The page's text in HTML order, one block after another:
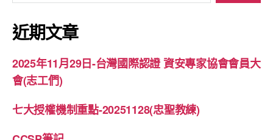
關
鍵
字:
近期文章
2025年11月29日-台灣國際認證 資安專家協會會員大
會(志工們)
七大授權機制重點-20251128(忠聖教練)